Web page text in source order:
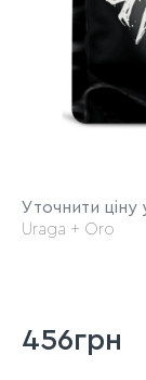
Уточнити
Uraga + Oro
456грн